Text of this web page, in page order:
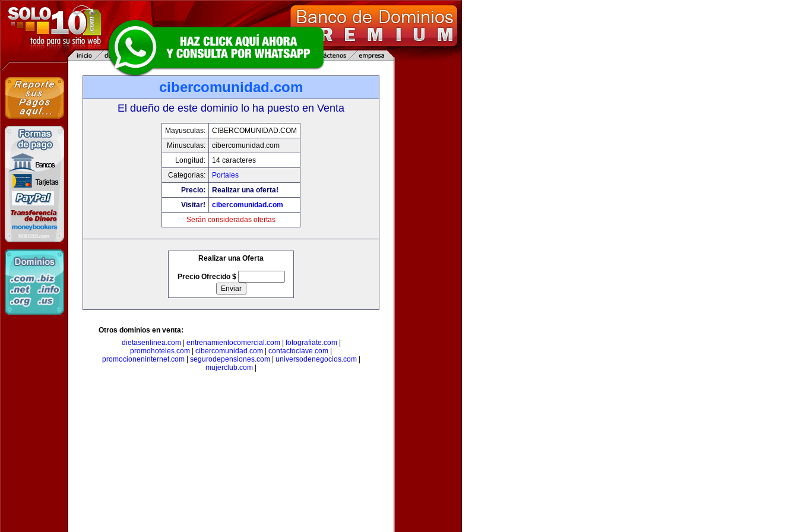
cibercomunidad.com
El dueño de este dominio lo ha puesto en Venta
Mayusculas:
CIBERCOMUNIDAD.COM
Minusculas:
cibercomunidad.com
Longitud:
14 caracteres
Categorias:
Portales
Precio:
Realizar una oferta!
Visitar!
cibercomunidad.com
Serán consideradas ofertas
Realizar una Oferta
Precio Ofrecido $
Otros dominios en venta:
dietasenlinea.com| entrenamientocomercial.com| fotografiate.com|
promohoteles.com
cibercomunidad.com contactoclave.com
promocioneninternet.com| segurodepensiones.com| universodenegocios.com|
mujerclub.com